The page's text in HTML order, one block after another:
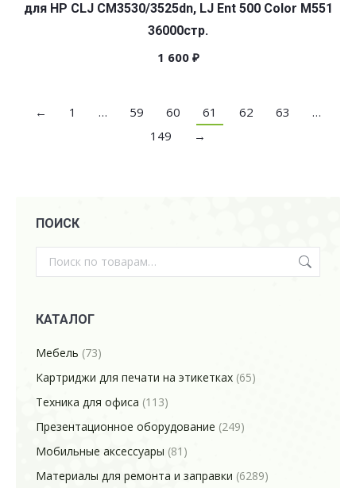
для HP CLJ CM3530/3525dn, LJ Ent 500 Color M551
36000стр.
1 600 ₽
← 1 … 59 60 61 62 63
…
149
→
ПОИСК
КАТАЛОГ
Мебель (73)
Картриджи для печати на этикетках (65)
Техника для офиса (113)
Презентационное оборудование (249)
Мобильные аксессуары (81)
Материалы для ремонта и заправки (6289)